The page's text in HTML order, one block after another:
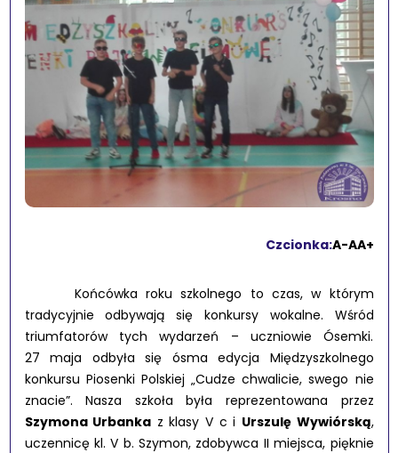
Czcionka:A-AA+
Końcówka roku szkolnego to czas, w którym
tradycyjnie odbywają się konkursy wokalne. Wśród
triumfatorów tych wydarzeń – uczniowie Ósemki.
27 maja odbyła się ósma edycja Międzyszkolnego
konkursu Piosenki Polskiej „Cudze chwalicie, swego nie
znacie”. Nasza szkoła była reprezentowana przez
Szymona Urbanka z klasy V c i Urszulę Wywiórską,
uczennicę kl. V b. Szymon, zdobywca II miejsca, pięknie